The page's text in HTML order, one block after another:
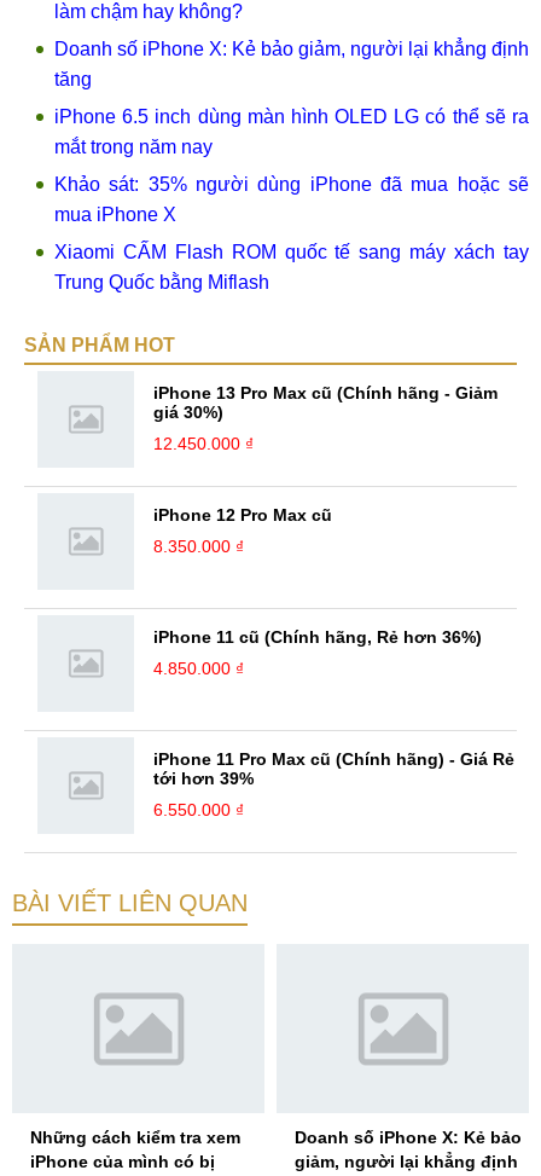
làm chậm hay không?
Doanh số iPhone X: Kẻ bảo giảm, người lại khẳng định
tăng
iPhone 6.5 inch dùng màn hình OLED LG có thể sẽ ra
mắt trong năm nay
Khảo sát: 35% người dùng iPhone đã mua hoặc sẽ
mua iPhone X
Xiaomi CẤM Flash ROM quốc tế sang máy xách tay
Trung Quốc bằng Miflash
SẢN PHẨM HOT
iPhone 13 Pro Max cũ (Chính hãng - Giảm
giá 30%)
12.450.000 ₫
iPhone 12 Pro Max cũ
8.350.000 ₫
iPhone 11 cũ (Chính hãng, Rẻ hơn 36%)
4.850.000 ₫
iPhone 11 Pro Max cũ (Chính hãng) - Giá Rẻ
tới hơn 39%
6.550.000 ₫
BÀI VIẾT LIÊN QUAN
Những cách kiểm tra xem
iPhone của mình có bị
Doanh số iPhone X: Kẻ bảo
giảm, người lại khẳng định